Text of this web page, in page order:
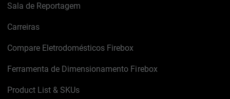
Sala de Reportagem
Carreiras
Compare Eletrodomésticos Firebox
Ferramenta de Dimensionamento Firebox
Product List & SKUs